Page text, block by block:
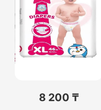
8 200 ₸